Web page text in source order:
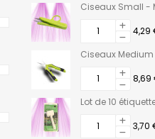
Ciseaux Small -
4,29
Ciseaux
8,69
Lot de 10
3,70